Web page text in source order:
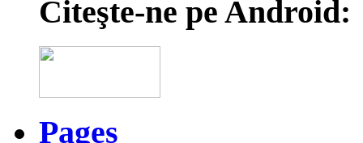
Citeşte-ne pe Android:
Pages